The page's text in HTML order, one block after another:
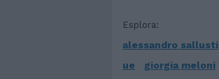
Esplora:
alessandro sallusti
ue
giorgia meloni